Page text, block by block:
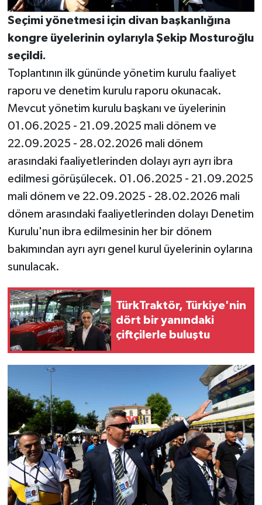
Seçimi yönetmesi için divan başkanlığına
kongre üyelerinin oylarıyla Şekip Mosturoğlu
seçildi.
Toplantının ilk gününde yönetim kurulu faaliyet
raporu ve denetim kurulu raporu okunacak.
Mevcut yönetim kurulu başkanı ve üyelerinin
01.06.2025 - 21.09.2025 mali dönem ve
22.09.2025 - 28.02.2026 mali dönem
arasındaki faaliyetlerinden dolayı ayrı ayrı ibra
edilmesi görüşülecek. 01.06.2025 - 21.09.2025
mali dönem ve 22.09.2025 - 28.02.2026 mali
dönem arasındaki faaliyetlerinden dolayı Denetim
Kurulu'nun ibra edilmesinin her bir dönem
bakımından ayrı ayrı genel kurul üyelerinin oylarına
sunulacak.
TürkTraktör, Türkiye'nin
dört bir yanındaki
çiftçilerle buluştu